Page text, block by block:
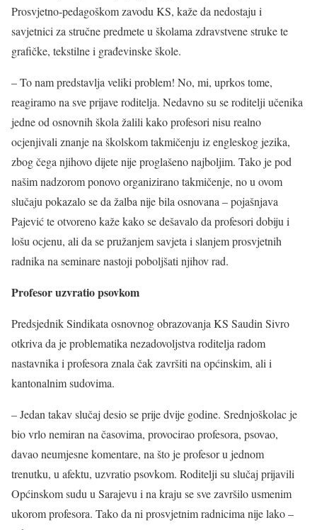
Prosvjetno-pedagoškom zavodu KS, kaže da nedostaju i
savjetnici za stručne predmete u školama zdravstvene struke te
grafičke, tekstilne i građevinske škole.
– To nam predstavlja veliki problem! No, mi, uprkos tome,
reagiramo na sve prijave roditelja. Nedavno su se roditelji učenika
jedne od osnovnih škola žalili kako profesori nisu realno
ocjenjivali znanje na školskom takmičenju iz engleskog jezika,
zbog čega njihovo dijete nije proglašeno najboljim. Tako je pod
našim nadzorom ponovo organizirano takmičenje, no u ovom
slučaju pokazalo se da žalba nije bila osnovana – pojašnjava
Pajević te otvoreno kaže kako se dešavalo da profesori dobiju i
lošu ocjenu, ali da se pružanjem savjeta i slanjem prosvjetnih
radnika na seminare nastoji poboljšati njihov rad.
Profesor uzvratio psovkom
Predsjednik Sindikata osnovnog obrazovanja KS Saudin Sivro
otkriva da je problematika nezadovoljstva roditelja radom
nastavnika i profesora znala čak završiti na općinskim, ali i
kantonalnim sudovima.
– Jedan takav slučaj desio se prije dvije godine. Srednjoškolac je
bio vrlo nemiran na časovima, provocirao profesora, psovao,
davao neumjesne komentare, na što je profesor u jednom
trenutku, u afektu, uzvratio psovkom. Roditelji su slučaj prijavili
Općinskom sudu u Sarajevu i na kraju se sve završilo usmenim
ukorom profesora. Tako da ni prosvjetnim radnicima nije lako –